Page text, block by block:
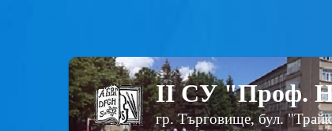
II СУ "Проф.
гр. Търговище, бул.